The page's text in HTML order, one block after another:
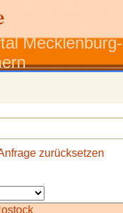
Mecklenburg-
zurücksetzen